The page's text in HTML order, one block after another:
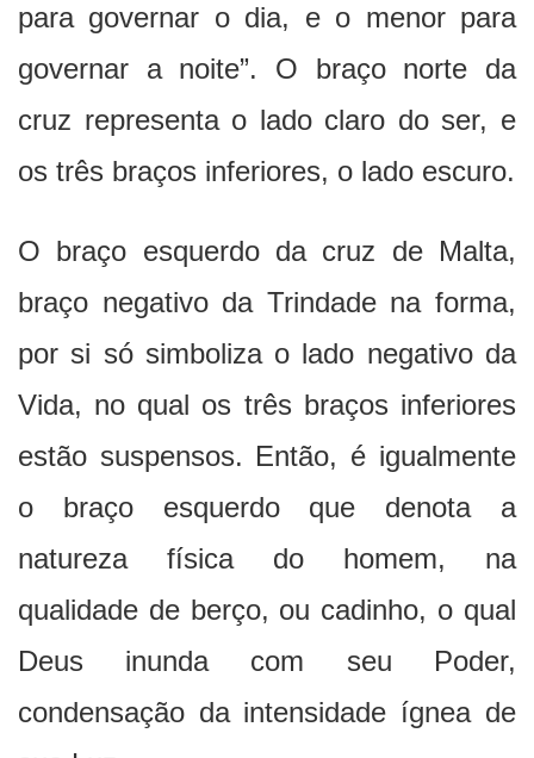
para governar o dia, e o menor para
governar a noite”. O braço norte da
cruz representa o lado claro do ser, e
os três braços inferiores, o lado escuro.
O braço esquerdo da cruz de Malta,
braço negativo da Trindade na forma,
por si só simboliza o lado negativo da
Vida, no qual os três braços inferiores
estão suspensos. Então, é igualmente
o braço esquerdo que denota a
natureza física do homem, na
qualidade de berço, ou cadinho, o qual
Deus inunda com seu Poder,
condensação da intensidade ígnea de